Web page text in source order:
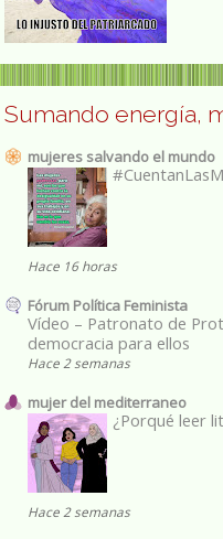
Sumando energía,
mujeres salvando el mundo
Hace 16 horas
Fórum Política Feminista
Vídeo – Patronato de
democracia para ellos
Hace 2 semanas
mujer del mediterraneo
¿Porqué leer
Hace 2 semanas